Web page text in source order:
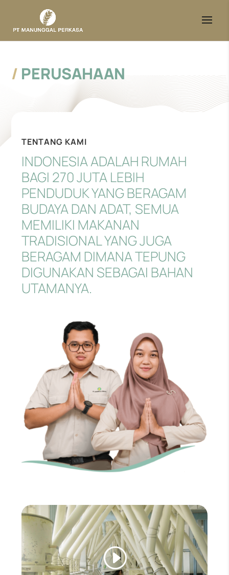
/ PERUSAHAAN
TENTANG KAMI
INDONESIA ADALAH RUMAH
BAGI 270 JUTA LEBIH
PENDUDUK YANG BERAGAM
BUDAYA DAN ADAT, SEMUA
MEMILIKI MAKANAN
TRADISIONAL YANG JUGA
BERAGAM DIMANA TEPUNG
DIGUNAKAN SEBAGAI BAHAN
UTAMANYA.